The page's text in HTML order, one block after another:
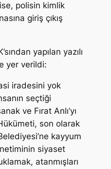
ise, polisin kimlik
giriş çıkış
yapılan yazılı
yer verildi:
iradesini yok
seçtiği
ve Fırat Anlı’yı
son olarak
kayyum
siyaset
atanmışları